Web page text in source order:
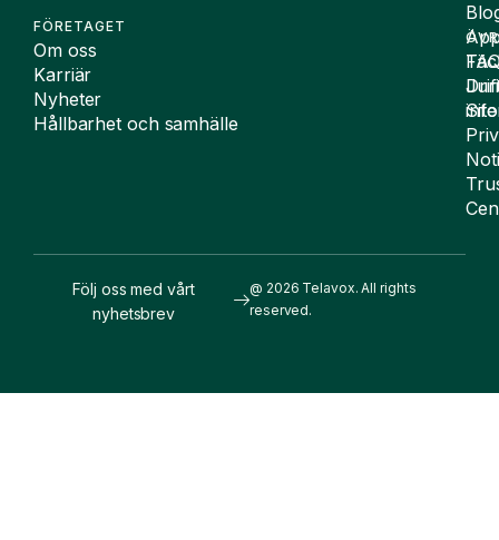
FÖRETAGET
Om oss
Karriär
Nyheter
Hållbarhet och samhälle
@ 2026 Telavox. All rights
reserved.
Följ oss med vårt
nyhetsbrev